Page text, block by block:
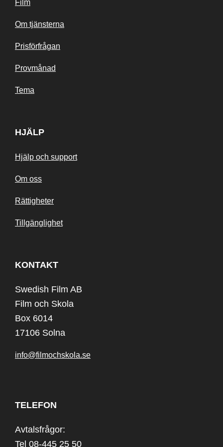
Film
Om tjänsterna
Prisförfrågan
Provmånad
Tema
HJÄLP
Hjälp och support
Om oss
Rättigheter
Tillgänglighet
KONTAKT
Swedish Film AB
Film och Skola
Box 6014
17106 Solna
info@filmochskola.se
TELEFON
Avtalsfrågor:
Tel 08-445 25 50